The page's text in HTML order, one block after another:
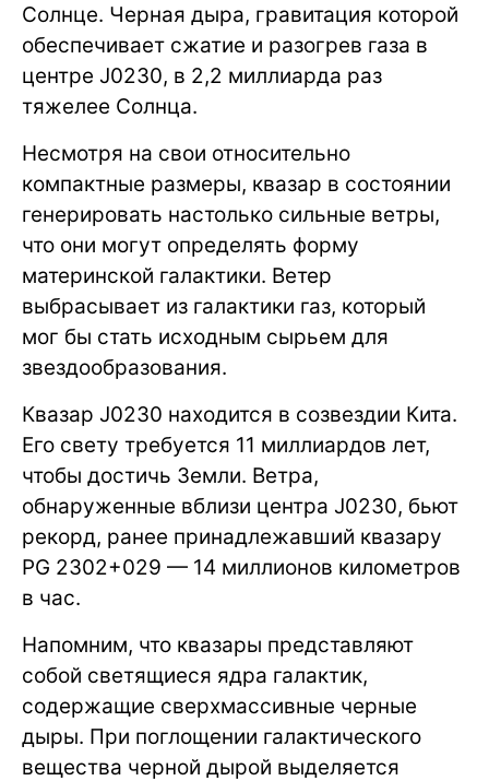
Солнце. Черная дыра, гравитация которой
обеспечивает сжатие и разогрев газа в
центре J0230, в 2,2 миллиарда раз
тяжелее Солнца.
Несмотря на свои относительно
компактные размеры, квазар в состоянии
генерировать настолько сильные ветры,
что они могут определять форму
материнской галактики. Ветер
выбрасывает из галактики газ, который
мог бы стать исходным сырьем для
звездообразования.
Квазар J0230 находится в созвездии Кита.
Его свету требуется 11 миллиардов лет,
чтобы достичь Земли. Ветра,
обнаруженные вблизи центра J0230, бьют
рекорд, ранее принадлежавший квазару
PG 2302+029 — 14 миллионов километров
в час.
Напомним, что квазары представляют
собой светящиеся ядра галактик,
содержащие сверхмассивные черные
дыры. При поглощении галактического
вещества черной дырой выделяется